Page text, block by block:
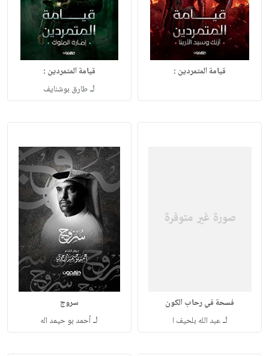
قيامة المتمردين : قيامة المتمردين :
لـطارق بوشنايف
فسحة في رحاب الكون
لـعبد الله بلحيف ا
سروج
لـأحمد بو حيمد اله